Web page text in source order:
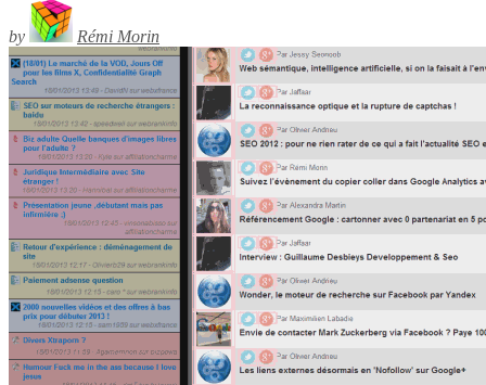
by Rémi Morin